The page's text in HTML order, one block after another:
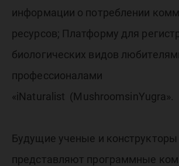
информации о потреблении
ресурсов; Платформу для
биологических видов
профессионалами
«iNaturalist (MushroomsinYugra».
Будущие ученые и конструкторы
представляют программные